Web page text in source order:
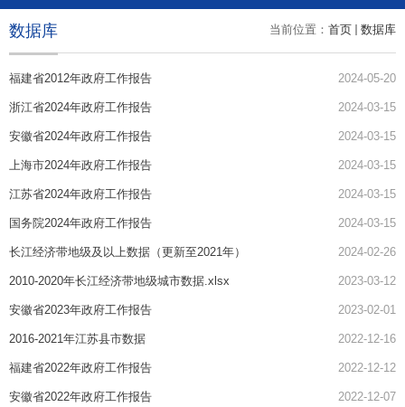
当前位置： 首页 数据库
数据库
福建省2012年政府工作报告 2024-05-20
浙江省2024年政府工作报告 2024-03-15
安徽省2024年政府工作报告 2024-03-15
上海市2024年政府工作报告 2024-03-15
江苏省2024年政府工作报告 2024-03-15
国务院2024年政府工作报告 2024-03-15
长江经济带地级及以上数据（更新至2021年） 2024-02-26
2010-2020年长江经济带地级城市数据.xlsx 2023-03-12
安徽省2023年政府工作报告 2023-02-01
2016-2021年江苏县市数据 2022-12-16
福建省2022年政府工作报告 2022-12-12
安徽省2022年政府工作报告 2022-12-07